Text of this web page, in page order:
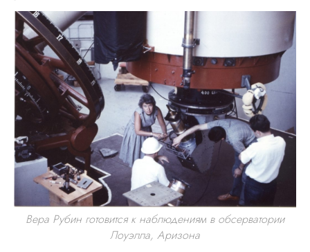
Вера Рубин готовится к наблюдениям в обсерватории
Лоуэлла, Аризона